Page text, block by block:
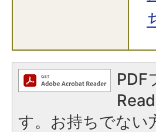
PDF
す。お持ちでない